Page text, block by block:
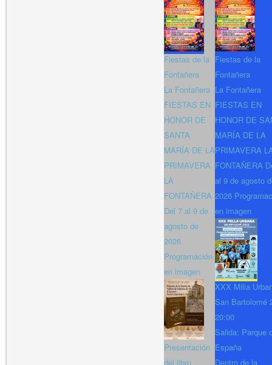
Fiestas de la
Fontañera
La Fontañera
FIESTAS EN
HONOR DE
SANTA
MARÍA DE LA
PRIMAVERA
LA
FONTAÑERA
Del 7 al 9 de
agosto de
2026
Programación
en imagen
Presentación
del libro
Fiestas de la
Fontañera
La Fontañera
FIESTAS EN
HONOR DE
MARÍA DE LA
PRIMAVERA
FONTAÑERA
al 9 de agosto
2026
en imagen
XXX Milla
San Bartolomé
20:00
Salida: Parque
España
Dentro de la